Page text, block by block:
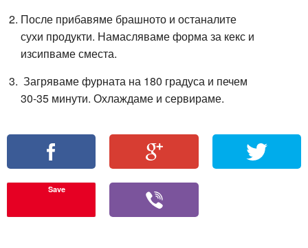
После прибавяме брашното и останалите
сухи продукти. Намасляваме форма за кекс и
изсипваме сместа.
Загряваме фурната на 180 градуса и печем
30-35 минути. Охлаждаме и сервираме.
Save